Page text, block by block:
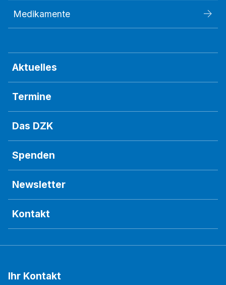
Medikamente
Aktuelles
Termine
Das DZK
Spenden
Newsletter
Kontakt
Ihr Kontakt